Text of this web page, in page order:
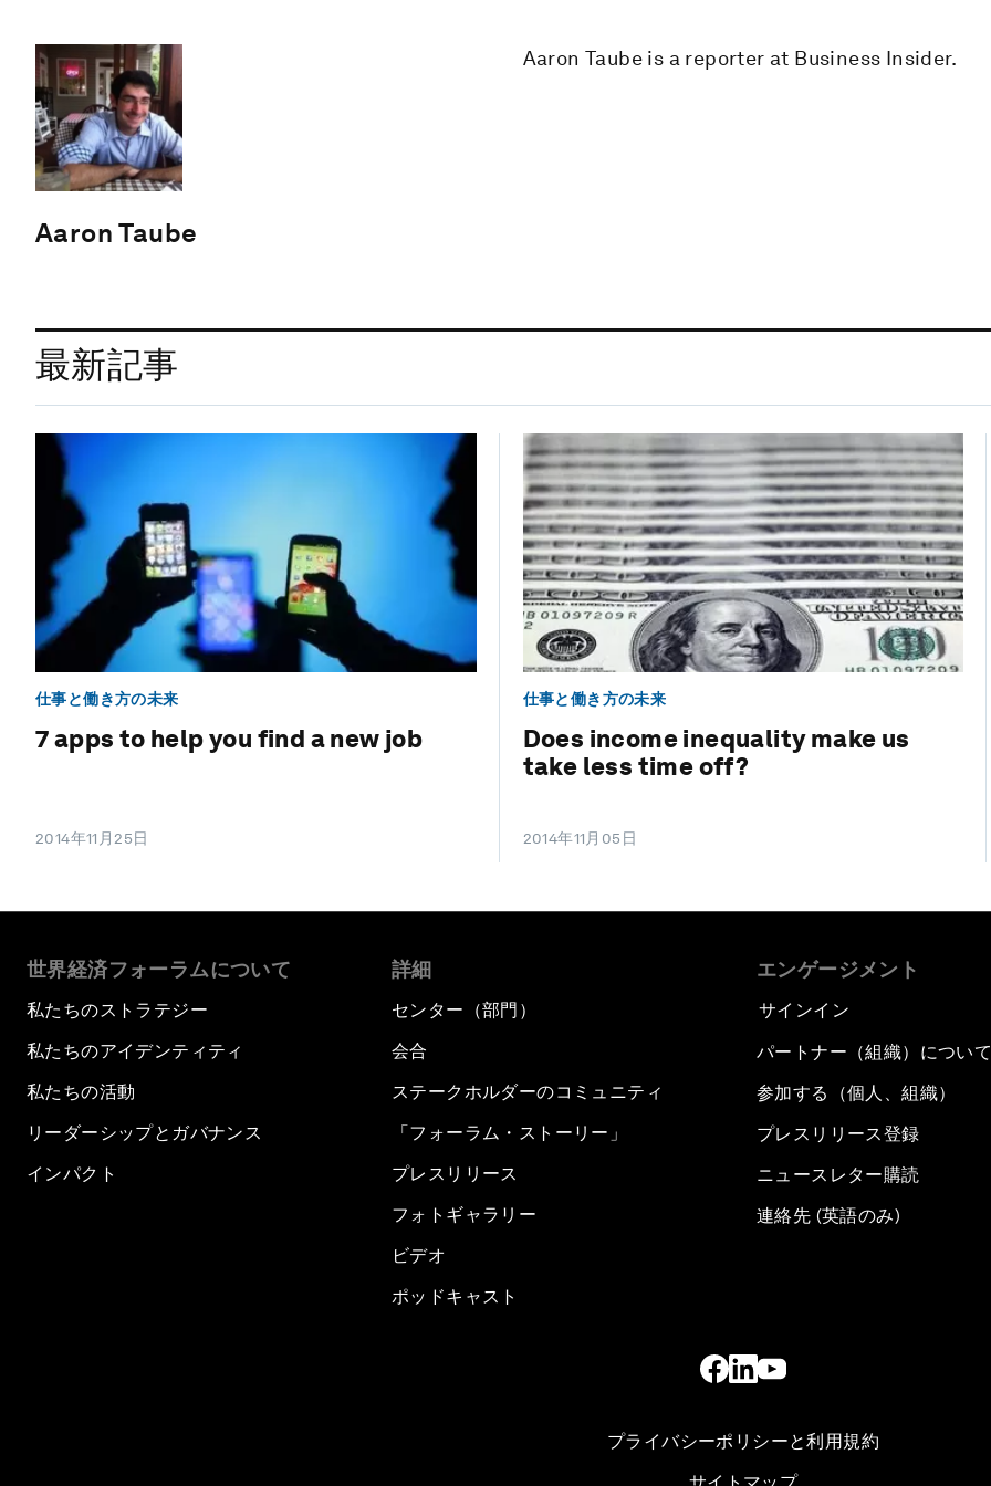
Aaron Taube
Aaron Taube is a reporter at Business Insider.
最新記事
仕事と働き方の未来
7 apps to help you find a new job
2014年11月25日
仕事と働き方の未来
Does income inequality make us
take less time off?
2014年11月05日
世界経済フォーラムについて
私たちのストラテジー
私たちのアイデンティティ
私たちの活動
リーダーシップとガバナンス
インパクト
詳細
センター（部門）
会合
ステークホルダーのコミュニティ
「フォーラム・ストーリー」
プレスリリース
フォトギャラリー
ビデオ
ポッドキャスト
エンゲージメント
サインイン
パートナー（組織）につい
参加する（個人、組織）
プレスリリース登録
ニュースレター購読
連絡先 (英語のみ)
プライバシーポリシーと利用規約